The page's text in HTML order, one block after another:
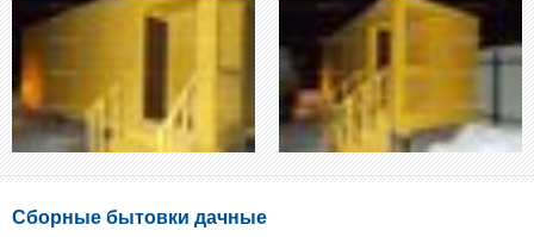
Сборные бытовки дачные